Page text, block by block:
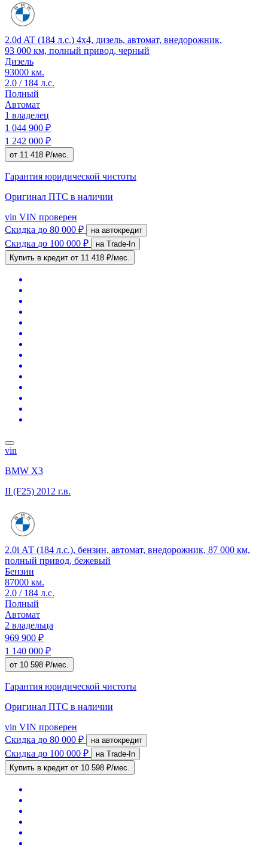
2.0d AT (184 л.с.) 4x4, дизель, автомат, внедорожник,
93 000 км, полный привод, черный
Дизель
93000 км.
2.0 / 184 л.с.
Полный
Автомат
1 владелец
1 044 900 ₽
1 242 000 ₽
от 11 418 ₽/мес.
Гарантия юридической чистоты
Оригинал ПТС в наличии
vin VIN проверен
Скидка до 80 000 ₽ на автокредит
Скидка до 100 000 ₽
на Trade-In
Купить в кредит от 11 418 ₽/мес.
vin
BMW X3
II (F25) 2012 г.в.
2.0i АТ (184 л.с.), бензин, автомат, внедорожник, 87 000 км,
полный привод, бежевый
Бензин
87000 км.
2.0 / 184 л.с.
Полный
Автомат
2 владельца
969 900 ₽
1 140 000 ₽
от 10 598 ₽/мес.
Гарантия юридической чистоты
Оригинал ПТС в наличии
vin VIN проверен
Скидка до 80 000 ₽ на автокредит
Скидка до 100 000 ₽
на Trade-In
Купить в кредит от 10 598 ₽/мес.